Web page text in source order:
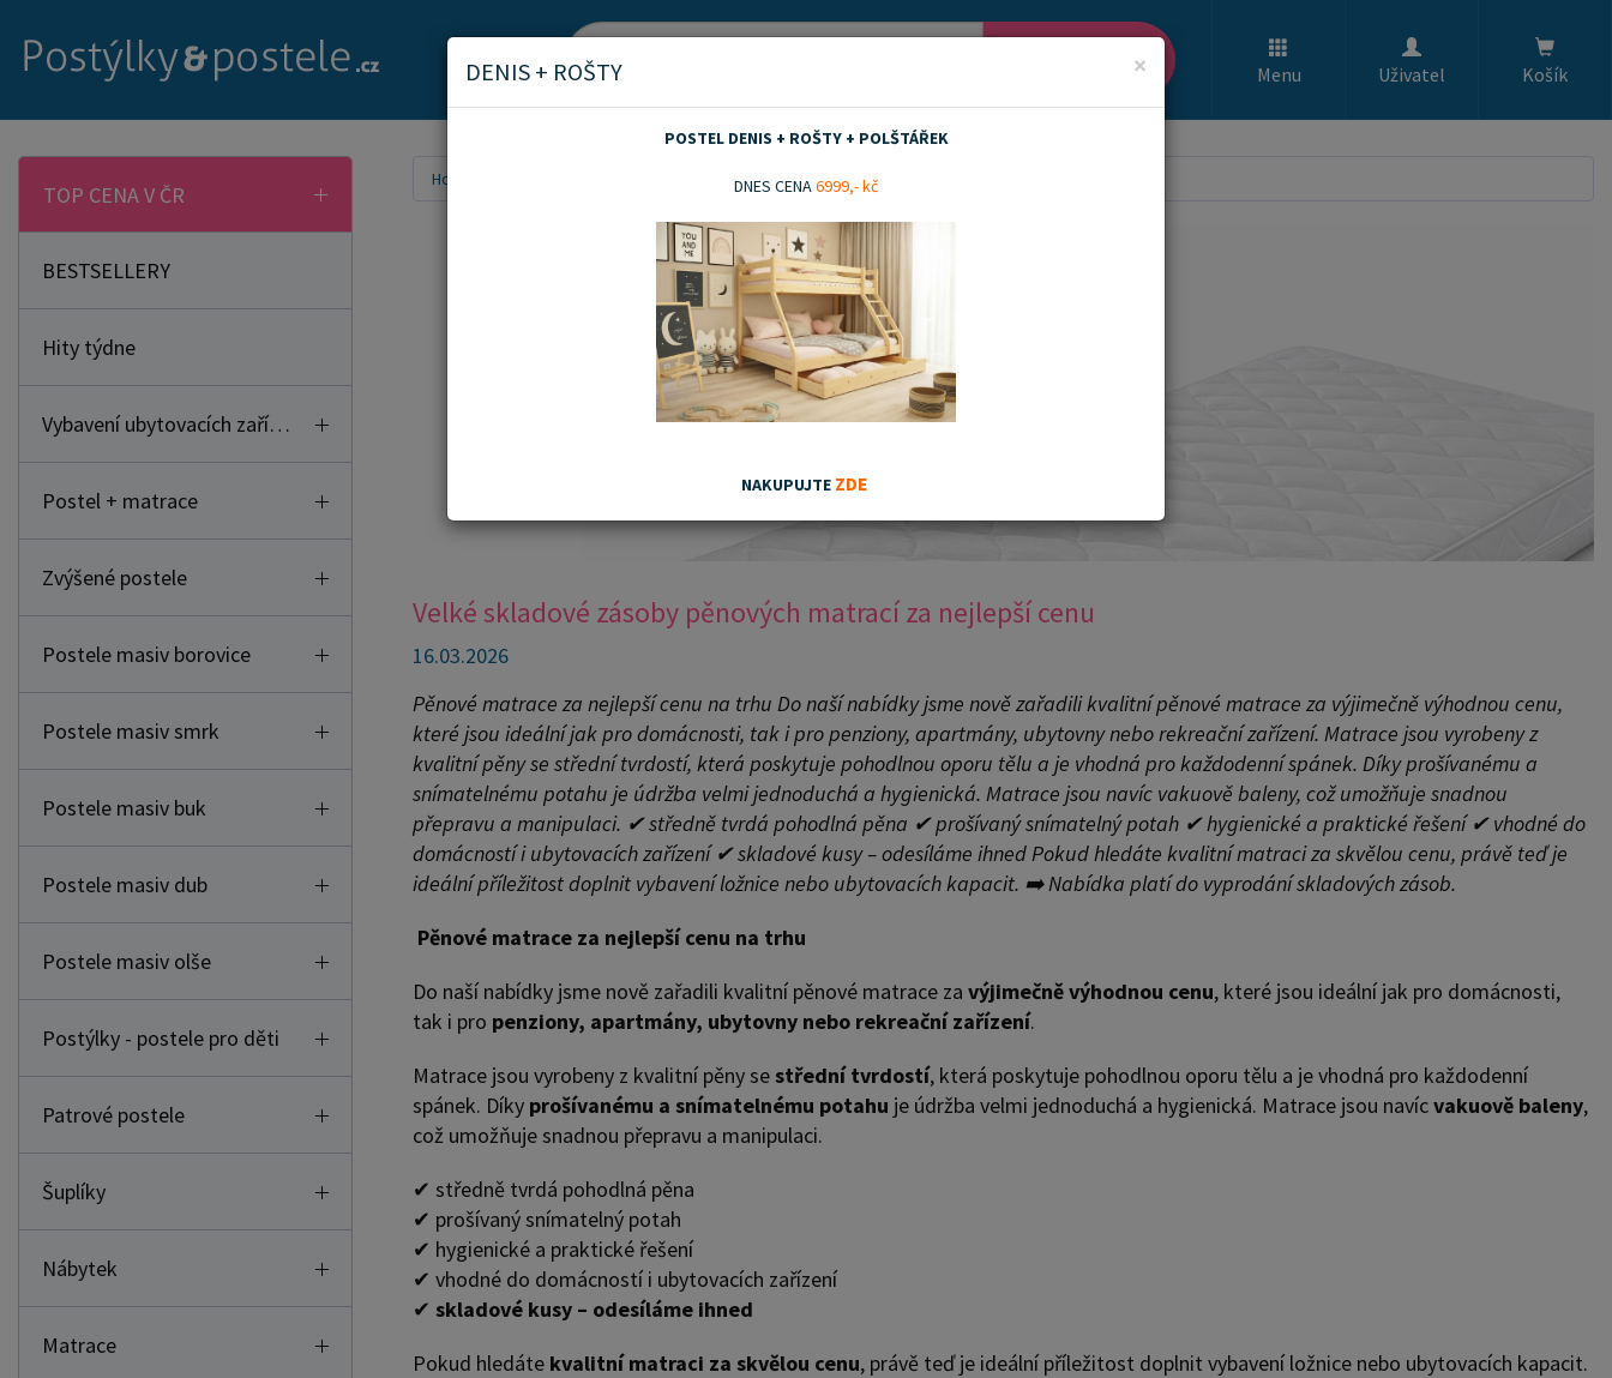
Menu Uživatel Košík
TOP CENA V ČR
BESTSELLERY
Hity týdne
Vybavení ubytovacích zařízení
Postel + matrace
Zvýšené postele
Postele masiv borovice
Postele masiv smrk
Postele masiv buk
Postele masiv dub
Postele masiv olše
Postýlky - postele pro děti
Patrové postele
Šuplíky
Nábytek
Matrace
Home Velké skladové zásoby pěnových matrací za nejlepší cenu
Velké skladové zásoby pěnových matrací za nejlepší cenu
16.03.2026
Pěnové matrace za nejlepší cenu na trhu Do naší nabídky jsme nově zařadili kvalitní pěnové matrace za výjimečně výhodnou cenu,
které jsou ideální jak pro domácnosti, tak i pro penziony, apartmány, ubytovny nebo rekreační zařízení. Matrace jsou vyrobeny z
kvalitní pěny se střední tvrdostí, která poskytuje pohodlnou oporu tělu a je vhodná pro každodenní spánek. Díky prošívanému a
snímatelnému potahu je údržba velmi jednoduchá a hygienická. Matrace jsou navíc vakuově baleny, což umožňuje snadnou
přepravu a manipulaci. ✔ středně tvrdá pohodlná pěna ✔ prošívaný snímatelný potah ✔ hygienické a praktické řešení ✔ vhodné do
domácností i ubytovacích zařízení ✔ skladové kusy – odesíláme ihned Pokud hledáte kvalitní matraci za skvělou cenu, právě teď je
ideální příležitost doplnit vybavení ložnice nebo ubytovacích kapacit. ➡️ Nabídka platí do vyprodání skladových zásob.
Pěnové matrace za nejlepší cenu na trhu
Do naší nabídky jsme nově zařadili kvalitní pěnové matrace za výjimečně výhodnou cenu, které jsou ideální jak pro domácnosti,
tak i pro penziony, apartmány, ubytovny nebo rekreační zařízení.
Matrace jsou vyrobeny z kvalitní pěny sestřední tvrdostí, která poskytuje pohodlnou oporu tělu a je vhodná pro každodenní
spánek. Díky prošívanému a snímatelnému potahu je údržba velmi jednoduchá a hygienická. Matrace jsou navícvakuově baleny,
což umožňuje snadnou přepravu a manipulaci.
✔ středně tvrdá pohodlná pěna
✔ prošívaný snímatelný potah
✔ hygienické a praktické řešení
✔ vhodné do domácností i ubytovacích zařízení
✔ skladové kusy – odesíláme ihned
Pokud hledáte kvalitní matraci za skvělou cenu, právě teď je ideální příležitost doplnit vybavení ložnice nebo ubytovacích kapacit.
×
DENIS + ROŠTY
POSTEL DENIS + ROŠTY + POLŠTÁŘEK
DNES CENA6999,- kč
NAKUPUJTE ZDE